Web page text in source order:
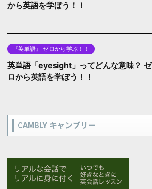
から英語を学ぼう！！
『英単語』 ゼロから学ぶ！！
英単語「eyesight」ってどんな意味？ ゼ
ロから英語を学ぼう！！
CAMBLY キャンブリー